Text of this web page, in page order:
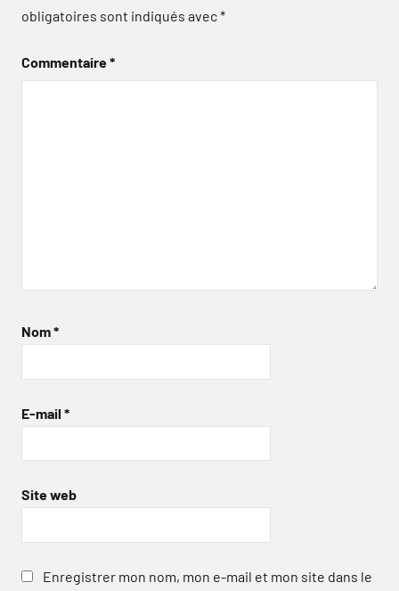
obligatoires sont indiqués avec*
Commentaire*
Nom*
E-mail *
Site web
Enregistrer mon nom, mon e-mail et mon site dans le